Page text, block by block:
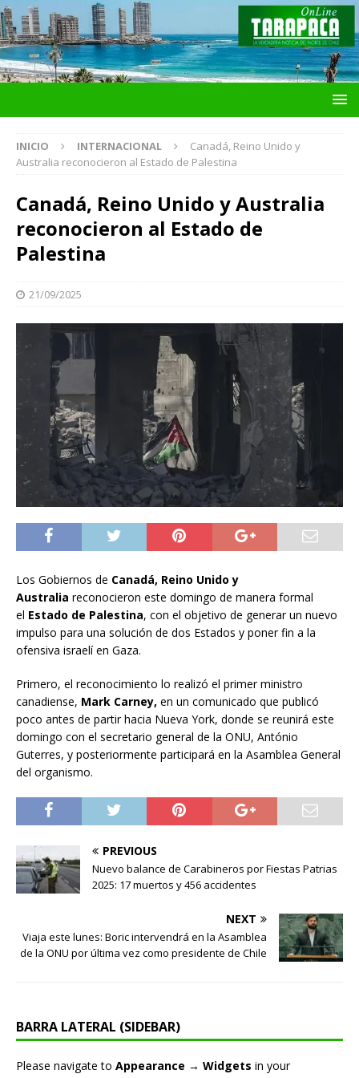
INICIO INTERNACIONAL
Canadá, Reino Unido y
Australia reconocieron al Estado de Palestina
Canadá, Reino Unido y Australia
reconocieron al Estado de
Palestina
21/09/2025
Los Gobiernos de Canadá, Reino Unido y
Australia reconocieron este domingo de manera formal
el Estado de Palestina, con el objetivo de generar un nuevo
impulso para una solución de dos Estados y poner fin a la
ofensiva israelí en Gaza.
Primero, el reconocimiento lo realizó el primer ministro
canadiense, Mark Carney, en un comunicado que publicó
poco antes de partir hacia Nueva York, donde se reunirá este
domingo con el secretario general de la ONU, António
Guterres, y posteriormente participará en la Asamblea General
del organismo.
PREVIOUS
Nuevo balance de Carabineros por Fiestas Patrias
2025: 17 muertos y 456 accidentes
NEXT
Viaja este lunes: Boric intervendrá en la Asamblea
de la ONU por última vez como presidente de Chile
BARRA LATERAL (SIDEBAR)
Please navigate to Appearance → Widgets in your